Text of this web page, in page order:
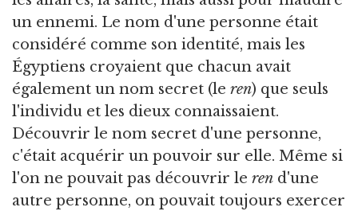
un ennemi. Le nom d'une personne était
considéré comme son identité, mais les
Égyptiens croyaient que chacun avait
également un nom secret (le ren) que seuls
l'individu et les dieux connaissaient.
Découvrir le nom secret d'une personne,
c'était acquérir un pouvoir sur elle. Même si
l'on ne pouvait pas découvrir le ren d'une
autre personne, on pouvait toujours exercer